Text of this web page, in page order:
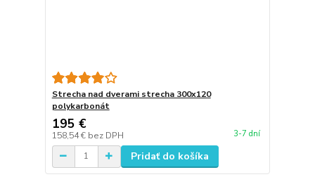
Strecha nad dverami strecha 300x120
polykarbonát
195 €
158,54 € bez DPH 3-7 dní
Pridať do košíka